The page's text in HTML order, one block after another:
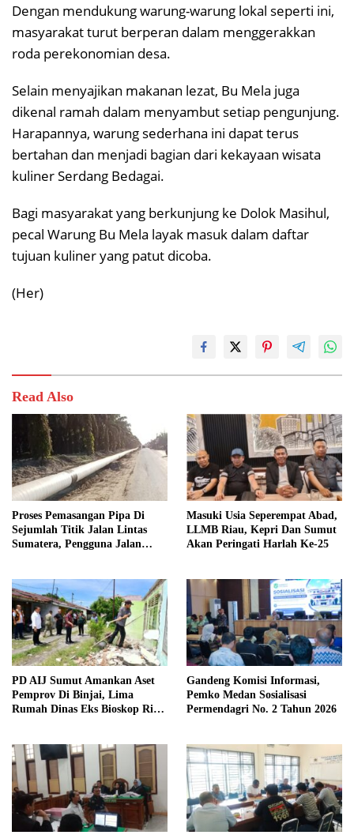
Dengan mendukung warung-warung lokal seperti ini,
masyarakat turut berperan dalam menggerakkan
roda perekonomian desa.
Selain menyajikan makanan lezat, Bu Mela juga
dikenal ramah dalam menyambut setiap pengunjung.
Harapannya, warung sederhana ini dapat terus
bertahan dan menjadi bagian dari kekayaan wisata
kuliner Serdang Bedagai.
Bagi masyarakat yang berkunjung ke Dolok Masihul,
pecal Warung Bu Mela layak masuk dalam daftar
tujuan kuliner yang patut dicoba.
(Her)
Read Also
Proses Pemasangan Pipa Di
Sejumlah Titik Jalan Lintas
Sumatera, Pengguna Jalan
Masuki Usia Seperempat Abad,
LLMB Riau, Kepri Dan Sumut
Akan Peringati Harlah Ke-25
PD AIJ Sumut Amankan Aset
Pemprov Di Binjai, Lima
Rumah Dinas Eks Bioskop Ria
Gandeng Komisi Informasi,
Pemko Medan Sosialisasi
Permendagri No. 2 Tahun 2026